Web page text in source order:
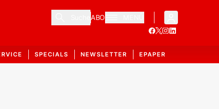
ABO
SPECIALS NEWSLETTER EPAPER